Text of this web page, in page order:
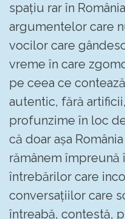
spațiu rar în
argumentelor care
vocilor care
vreme în care
pe ceea ce
autentic, fără
profunzime în loc
că doar așa
rămânem
întrebărilor care
conversațiilor care
întreabă, contestă,